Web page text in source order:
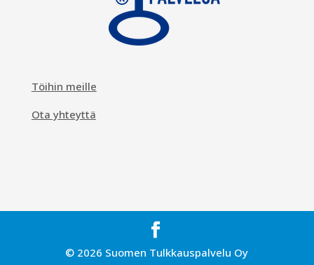
Töihin meille
Ota yhteyttä
© 2026 Suomen Tulkkauspalvelu Oy